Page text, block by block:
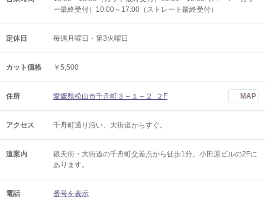
ー最終受付）10:00～17:00（ストレート最終受付）
定休日 毎週月曜日・第3火曜日
カット価格 ￥5,500
住所 愛媛県松山市千舟町３－１－２ ２F MAP
アクセス 千舟町通り沿い、大街道からすぐ。
道案内
銀天街・大街道の千舟町交差点から徒歩1分。小田原ビルの2Fに
あります。
電話 番号を表示